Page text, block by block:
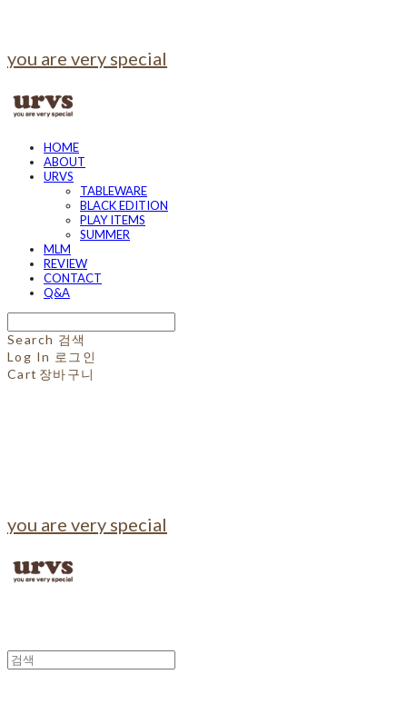
you are very special
HOME
ABOUT
URVS
TABLEWARE
BLACK EDITION
PLAY ITEMS
SUMMER
MLM
REVIEW
CONTACT
Q&A
Search 검색
Log In 로그인
Cart 장바구니
you are very special